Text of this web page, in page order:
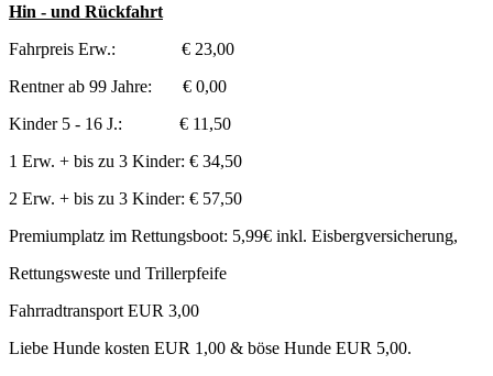
Hin - und Rückfahrt
Fahrpreis Erw.: € 23,00
Rentner ab 99 Jahre: € 0,00
Kinder 5 - 16 J.: € 11,50
1 Erw. + bis zu 3 Kinder: € 34,50
2 Erw. + bis zu 3 Kinder: € 57,50
Premiumplatz im Rettungsboot: 5,99€ inkl. Eisbergversicherung,
Rettungsweste und Trillerpfeife
Fahrradtransport EUR 3,00
Liebe Hunde kosten EUR 1,00 & böse Hunde EUR 5,00.